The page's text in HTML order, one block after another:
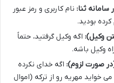
ثنا: نام کاربری و رمز عبور
کرده بودید.
وکیل): اگه وکیل گرفتید، حتماً
وکیل باشه.
صورت لزوم): اگه خدای نکرده
خواید مهریه رو از ترکه (اموال